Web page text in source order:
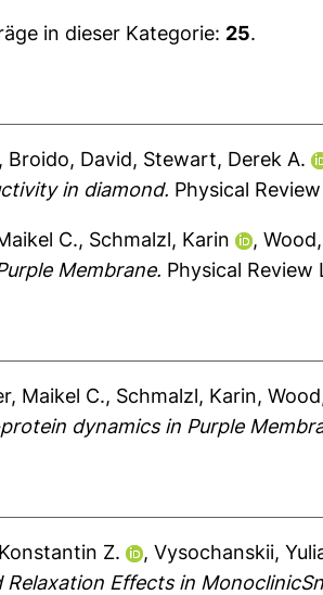
in dieser Kategorie: 25.
Broido, David, Stewart, Derek A.
in diamond. Physical
C., Schmalzl, Karin ,
Membrane. Physical
Maikel C., Schmalzl, Karin,
dynamics in Purple
Z. , Vysochanskii,
Relaxation Effects in